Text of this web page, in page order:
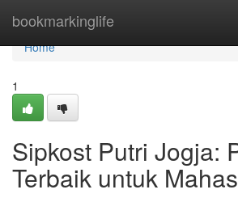
bookmarkinglife
Home
Home
1
Sipkost Putri Jogja:
Terbaik untuk